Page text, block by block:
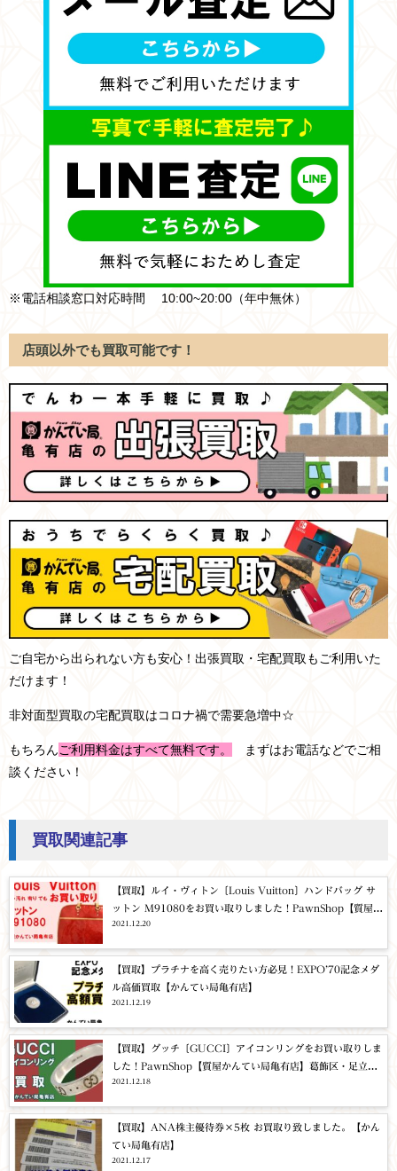
※電話相談窓口対応時間 10:00~20:00（年中無休）
店頭以外でも買取可能です！
ご自宅から出られない方も安心！出張買取・宅配買取もご利用いた
だけます！
非対面型買取の宅配買取はコロナ禍で需要急増中☆
もちろんご利用料金はすべて無料です。
まずはお電話などでご相
談ください！
買取関連記事
【買取】ルイ・ヴィトン〔Louis Vuitton〕ハンドバッグ サ
ットン M91080をお買い取りしました！PawnShop【質屋か
んてい局亀有店】葛飾区・足立区・江戸川区・荒川区・墨田
2021.12.20
【買取】プラチナを高く売りたい方必見！EXPO’70記念メダ
ル高価買取【かんてい局亀有店】
2021.12.19
【買取】グッチ〔GUCCI〕アイコンリングをお買い取りしま
した！PawnShop【質屋かんてい局亀有店】葛飾区・足立
区・江戸川区・荒川区・墨田区・松戸市・市川市・船橋市・
2021.12.18
【買取】ANA株主優待券×5枚 お買取り致しました。【かん
てい局亀有店】
2021.12.17